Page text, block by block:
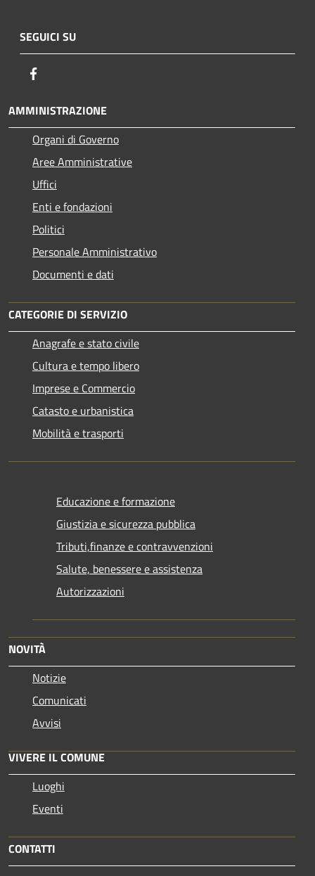
SEGUICI SU
AMMINISTRAZIONE
Organi di Governo
Aree Amministrative
Uffici
Enti e fondazioni
Politici
Personale Amministrativo
Documenti e dati
CATEGORIE DI SERVIZIO
Anagrafe e stato civile
Cultura e tempo libero
Imprese e Commercio
Catasto e urbanistica
Mobilità e trasporti
Educazione e formazione
Giustizia e sicurezza pubblica
Tributi,finanze e contravvenzioni
Salute, benessere e assistenza
Autorizzazioni
NOVITÀ
Notizie
Comunicati
Avvisi
VIVERE IL COMUNE
Luoghi
Eventi
CONTATTI